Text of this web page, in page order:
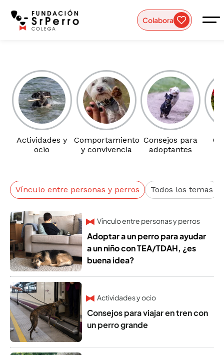
Colabora
Actividades y
ocio
Comportamiento
y convivencia
Consejos para
adoptantes
Vínculo entre personas y perros
Adoptar a un perro para ayudar
a un niño con TEA/TDAH, ¿es
buena idea?
Todos los temas
Vínculo entre personas y perros
Actividades y ocio
Consejos para viajar en tren con
un perro grande